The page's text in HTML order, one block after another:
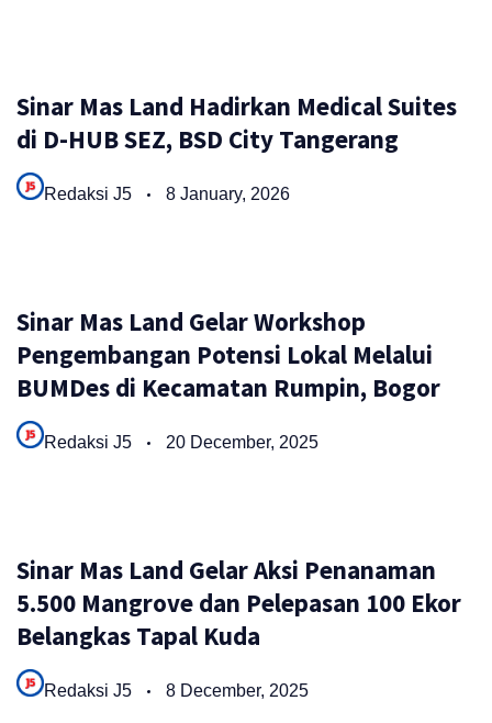
Sinar Mas Land Hadirkan Medical Suites
di D-HUB SEZ, BSD City Tangerang
Redaksi J5 8 January, 2026
Sinar Mas Land Gelar Workshop
Pengembangan Potensi Lokal Melalui
BUMDes di Kecamatan Rumpin, Bogor
Redaksi J5 20 December, 2025
Sinar Mas Land Gelar Aksi Penanaman
5.500 Mangrove dan Pelepasan 100 Ekor
Belangkas Tapal Kuda
Redaksi J5 8 December, 2025